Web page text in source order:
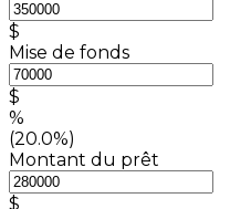
$
Mise de fonds
$
%
(20.0%)
Montant du prêt
$